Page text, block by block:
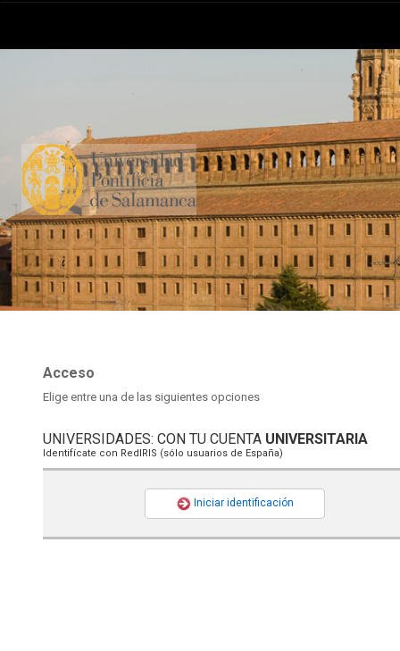
Acceso
Elige entre una de las siguientes opciones
UNIVERSIDADES: CON TU CUENTA UNIVERSITARIA
Identifícate con RedIRIS (sólo usuarios de España)
Iniciar identificación